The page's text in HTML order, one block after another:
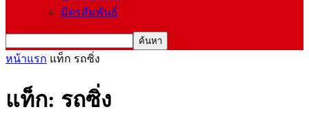
มิตรสัมพันธ์
หน้าแรก แท็ก รถซิ่ง
แท็ก: รถซิ่ง